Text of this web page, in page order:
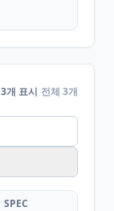
3개 표시 전체 3개
SPEC